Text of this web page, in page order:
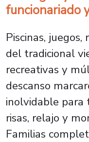
funcionariado
Piscinas,
del tradicional
recreativas y
descanso
inolvidable para
risas, relajo y
Familias